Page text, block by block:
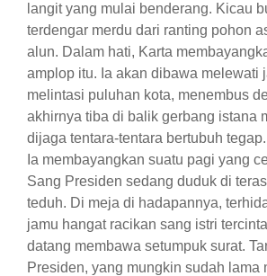
langit yang mulai benderang. Kicau
terdengar merdu dari ranting pohon
alun. Dalam hati, Karta
amplop itu. Ia akan dibawa melewati
melintasi puluhan kota, menembus
akhirnya tiba di balik gerbang istana
dijaga tentara-tentara bertubuh tegap.
​Ia membayangkan suatu pagi yang
Sang Presiden sedang duduk di
teduh. Di meja di hadapannya,
jamu hangat racikan sang istri
datang membawa setumpuk surat.
Presiden, yang mungkin sudah lama